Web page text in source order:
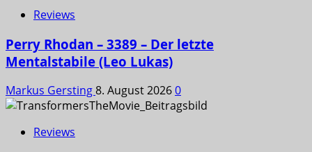
Reviews
Perry Rhodan – 3389 – Der letzte
Mentalstabile (Leo Lukas)
Markus Gersting8. August 20260
Reviews